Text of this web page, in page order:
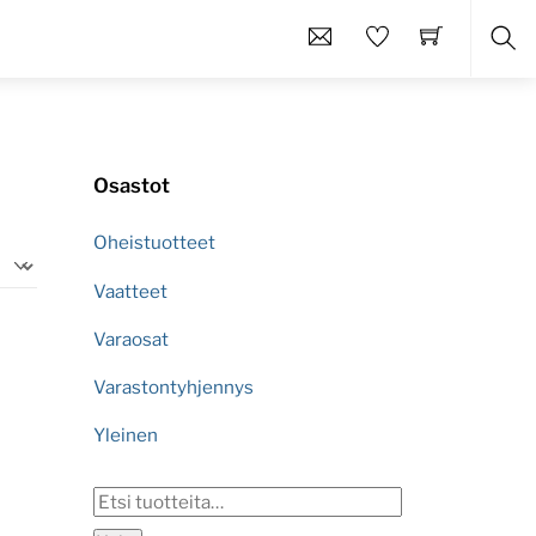
Osastot
Oheistuotteet
Vaatteet
Varaosat
Varastontyhjennys
Yleinen
Etsi: